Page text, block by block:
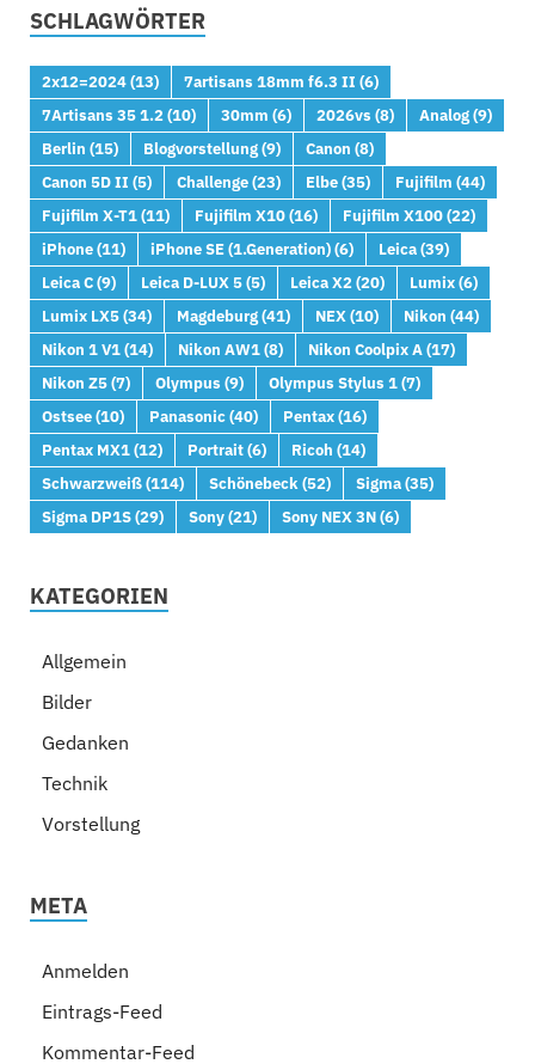
SCHLAGWÖRTER
2x12=2024(13) 7artisans 18mm f6.3 II (6)
7Artisans 35 1.2(10) 30mm (6) 2026vs (8) Analog(9)
Berlin (15) Blogvorstellung(9) Canon (8)
Canon 5D II (5) Challenge(23) Elbe(35) Fujifilm (44)
Fujifilm X-T1(11) Fujifilm X10(16) Fujifilm X100(22)
iPhone(11) iPhone SE (1.Generation)(6) Leica(39)
Leica C(9) Leica D-LUX 5(5) Leica X2(20) Lumix(6)
Lumix LX5(34) Magdeburg(41) NEX(10) Nikon (44)
Nikon 1 V1(14) Nikon AW1(8) Nikon Coolpix A(17)
Nikon Z5(7) Olympus (9) Olympus Stylus 1(7)
Ostsee(10) Panasonic(40) Pentax(16)
Pentax MX1(12) Portrait(6) Ricoh (14)
Schwarzweiß(114) Schönebeck(52) Sigma(35)
Sigma DP1S(29) Sony(21) Sony NEX 3N(6)
KATEGORIEN
Allgemein
Bilder
Gedanken
Technik
Vorstellung
META
Anmelden
Eintrags-Feed
Kommentar-Feed